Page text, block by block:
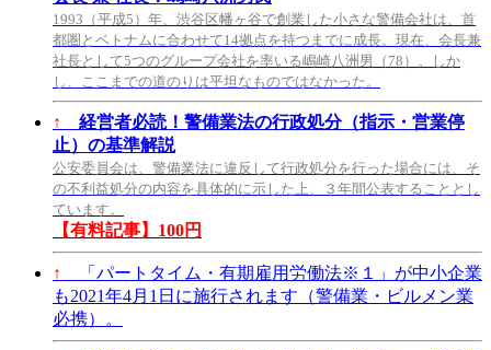
1993（平成5）年、渋谷区幡ヶ谷で創業した小さな警備会社は、首
都圏とベトナムに合わせて14拠点を持つまでに成長。現在、会長兼
社長として5つのグループ会社を率いる嶋崎八洲男（78）。しか
し、ここまでの道のりは平坦なものではなかった。
↑
経営者必読！警備業法の行政処分（指示・営業停
止）の基準解説
公安委員会は、警備業法に違反して行政処分を行った場合には、そ
の不利益処分の内容を具体的に示した上、３年間公表することとし
ています。
【有料記事】100円
↑
「パートタイム・有期雇用労働法※１」が中小企業
も2021年4月1日に施行されます（警備業・ビルメン業
必携）。